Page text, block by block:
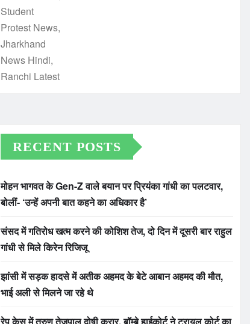
RECENT POSTS
मोहन भागवत के Gen-Z वाले बयान पर प्रियंका गांधी का पलटवार,
बोलीं- ‘उन्हें अपनी बात कहने का अधिकार है’
संसद में गतिरोध खत्म करने की कोशिश तेज, दो दिन में दूसरी बार राहुल
गांधी से मिले किरेन रिजिजू
झांसी में सड़क हादसे में अतीक अहमद के बेटे आबान अहमद की मौत,
भाई अली से मिलने जा रहे थे